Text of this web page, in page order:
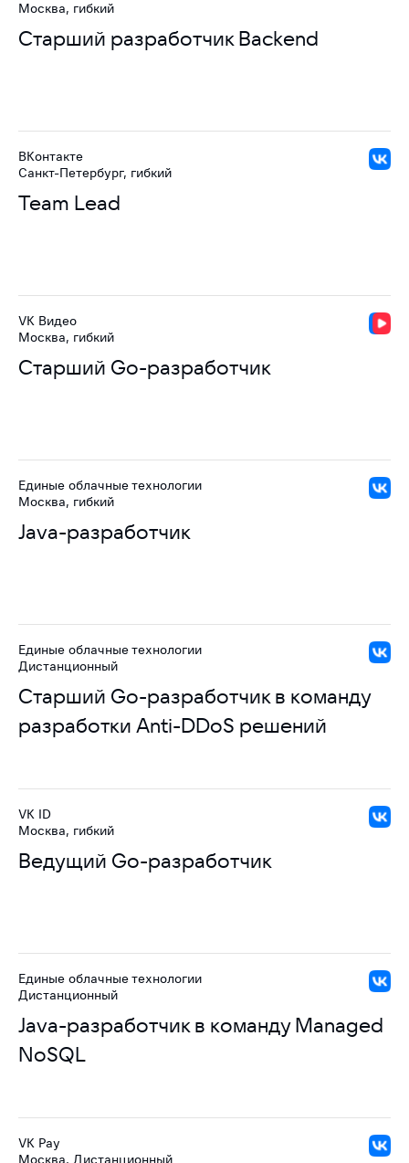
Старший разработчик Backend
Москва, гибкий
Team Lead
ВКонтакте
Санкт-Петербург, гибкий
Старший Go-разработчик
VK Видео
Москва, гибкий
Java-разработчик
Единые облачные технологии
Москва, гибкий
Старший Go-разработчик в команду
разработки Anti-DDoS решений
Единые облачные технологии
Дистанционный
Ведущий Go-разработчик
VK ID
Москва, гибкий
Java-разработчик в команду Managed
NoSQL
Единые облачные технологии
Дистанционный
VK Pay
Москва, Дистанционный